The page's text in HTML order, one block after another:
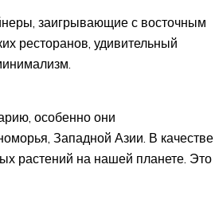
заигрывающие с восточным
ресторанов, удивительный
особенно они
Западной Азии. В качестве
растений на нашей планете. Это